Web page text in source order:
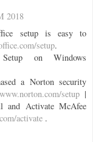
2018
setup is easy to
setup.
on Windows
a Norton security
www.norton.com/setup|
and Activate McAfee
activate .